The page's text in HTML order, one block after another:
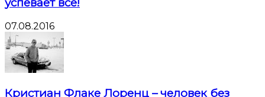
успевает всё!
07.08.2016
Кристиан Флаке Лоренц – человек без